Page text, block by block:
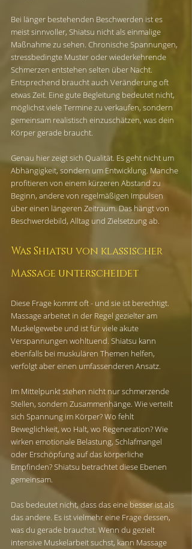
Bei länger bestehenden Beschwerden ist es
meist sinnvoller, Shiatsu nicht als einmalige
Maßnahme zu sehen. Chronische Spannungen,
stressbedingte Muster oder wiederkehrende
Schmerzen entstehen selten über Nacht.
Entsprechend braucht auch Veränderung oft
etwas Zeit. Eine gute Begleitung bedeutet nicht,
möglichst viele Termine zu verkaufen, sondern
gemeinsam realistisch einzuschätzen, was dein
Körper gerade braucht.
Genau hier zeigt sich Qualität. Es geht nicht um
Abhängigkeit, sondern um Entwicklung. Manche
profitieren von einem kürzeren Abstand zu
Beginn, andere von regelmäßigen Impulsen
über einen längeren Zeitraum. Das hängt von
Beschwerdebild, Alltag und Zielsetzung ab.
Was Shiatsu von klassischer
Massage unterscheidet
Diese Frage kommt oft - und sie ist berechtigt.
Massage arbeitet in der Regel gezielter am
Muskelgewebe und ist für viele akute
Verspannungen wohltuend. Shiatsu kann
ebenfalls bei muskulären Themen helfen,
verfolgt aber einen umfassenderen Ansatz.
Im Mittelpunkt stehen nicht nur schmerzende
Stellen, sondern Zusammenhänge. Wie verteilt
sich Spannung im Körper? Wo fehlt
Beweglichkeit, wo Halt, wo Regeneration? Wie
wirken emotionale Belastung, Schlafmangel
oder Erschöpfung auf das körperliche
Empfinden? Shiatsu betrachtet diese Ebenen
gemeinsam.
Das bedeutet nicht, dass das eine besser ist als
das andere. Es ist vielmehr eine Frage dessen,
was du gerade brauchst. Wenn du gezielt
intensive Muskelarbeit suchst, kann Massage